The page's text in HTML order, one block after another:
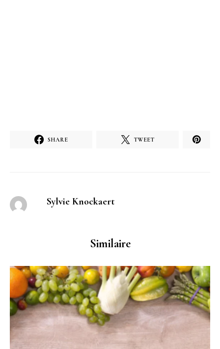
SHARE TWEET
Sylvie Knockaert
Similaire